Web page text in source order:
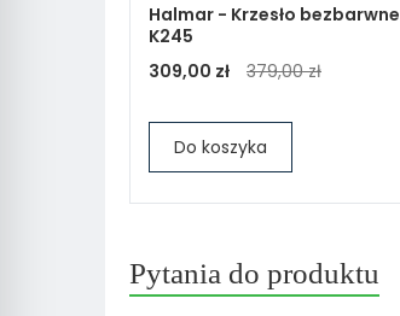
Halmar - Krzesło bezbarwne
K245
309,00 zł
379,00 zł
Do koszyka
Pytania do produktu